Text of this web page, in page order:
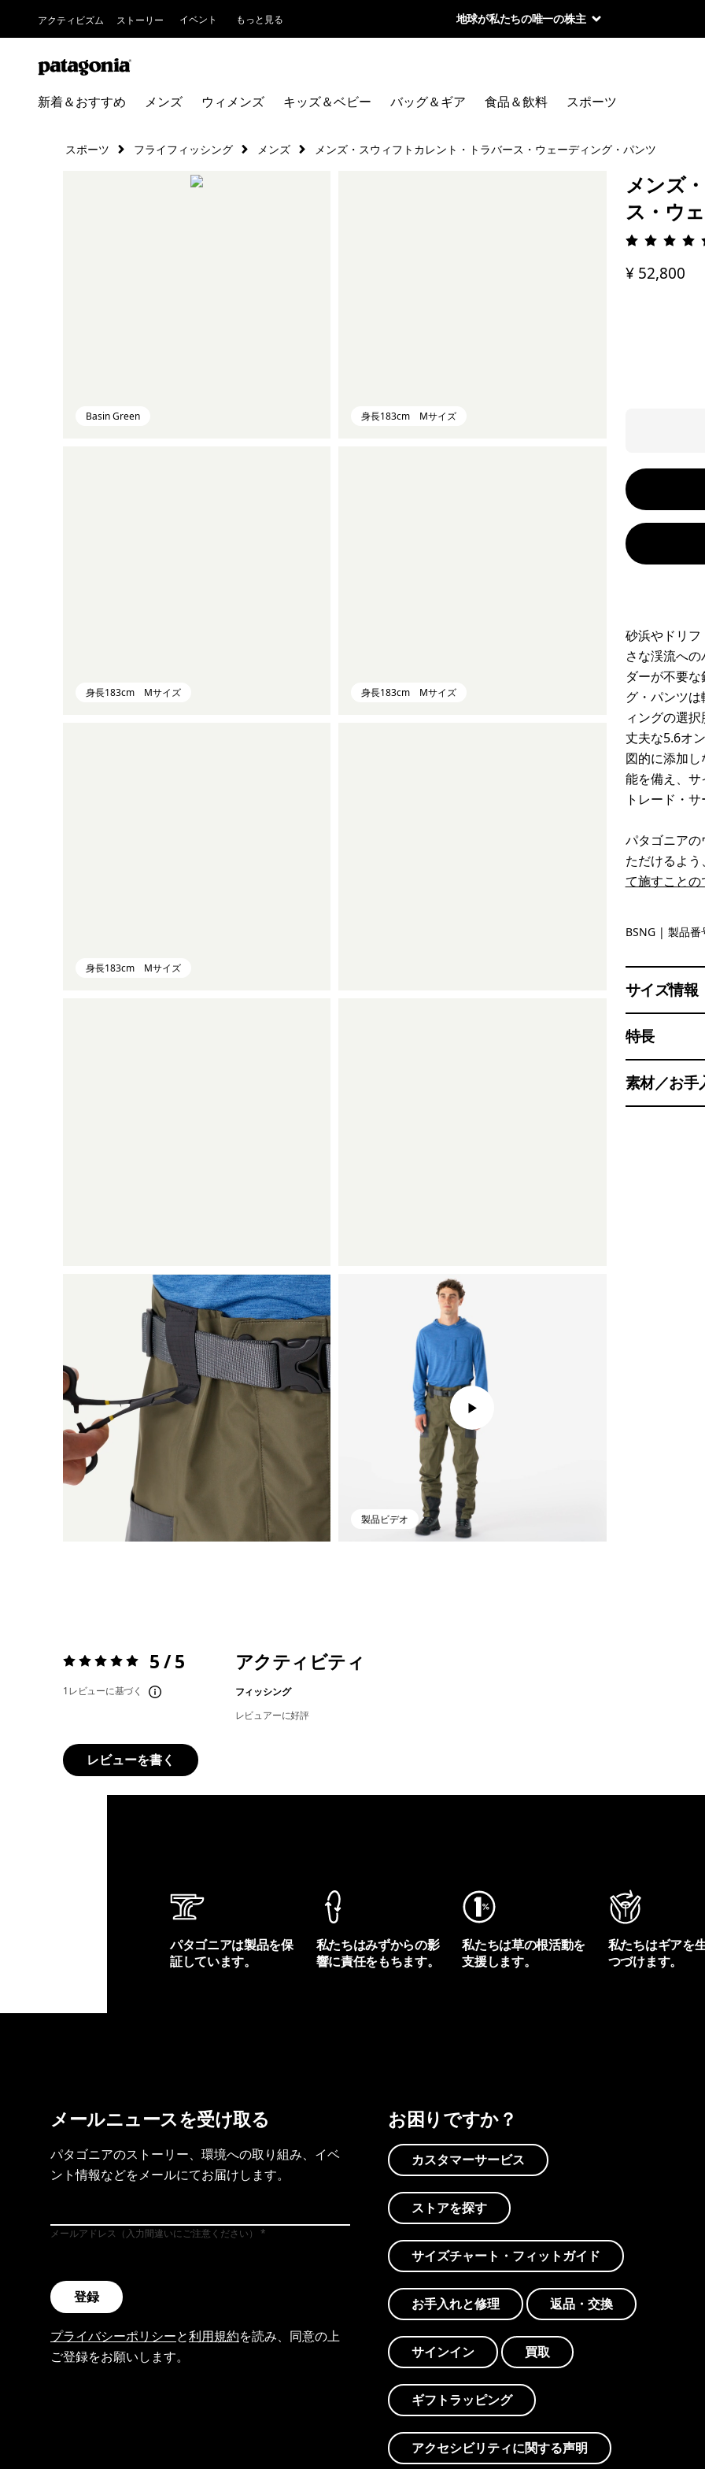
アクティビズム ストーリー イベント もっと見る 地球が私たちの唯一の株主
新着＆おすすめ メンズ ウィメンズ キッズ＆ベビー バッグ＆ギア 食品＆飲料 スポーツ
スポーツ フライフィッシング メンズ メンズ・スウィフトカレント・トラバース・ウェーディング・パンツ
Basin Green 身長183cm Mサイズ
身長183cm Mサイズ 身長183cm Mサイズ
身長183cm Mサイズ
製品ビデオ
メンズ
ス・ウ
評価:
¥ 52,800
砂浜やドリ
さな渓流へ
ダーが不要
グ・パンツ
ィングの選
丈夫な5.6オ
図的に添加
能を備え、
トレード・
パタゴニア
ただけるよう
て施すこと
Basin
BSNG | 製品番
サイズ情報
特長
素材／お手
評価:5 / 5 5 / 5
1レビューに基づく
アクティビティ
フィッシング
レビュアーに好評
レビューを書く
パタゴニアは製品を保
証しています。
私たちはみずからの影
響に責任をもちます。
私たちは草の根活動を
支援します。
私たちはギアを
つづけます。
メールニュースを受け取る
パタゴニアのストーリー、環境への取り組み、イベ
ント情報などをメールにてお届けします。
メールアドレス（入力間違いにご注意ください）
登録
プライバシーポリシーと利用規約を読み、同意の上
ご登録をお願いします。
お困りですか？
カスタマーサービス
ストアを探す
サイズチャート・フィットガイド
お手入れと修理 返品・交換
サインイン 買取
ギフトラッピング
アクセシビリティに関する声明